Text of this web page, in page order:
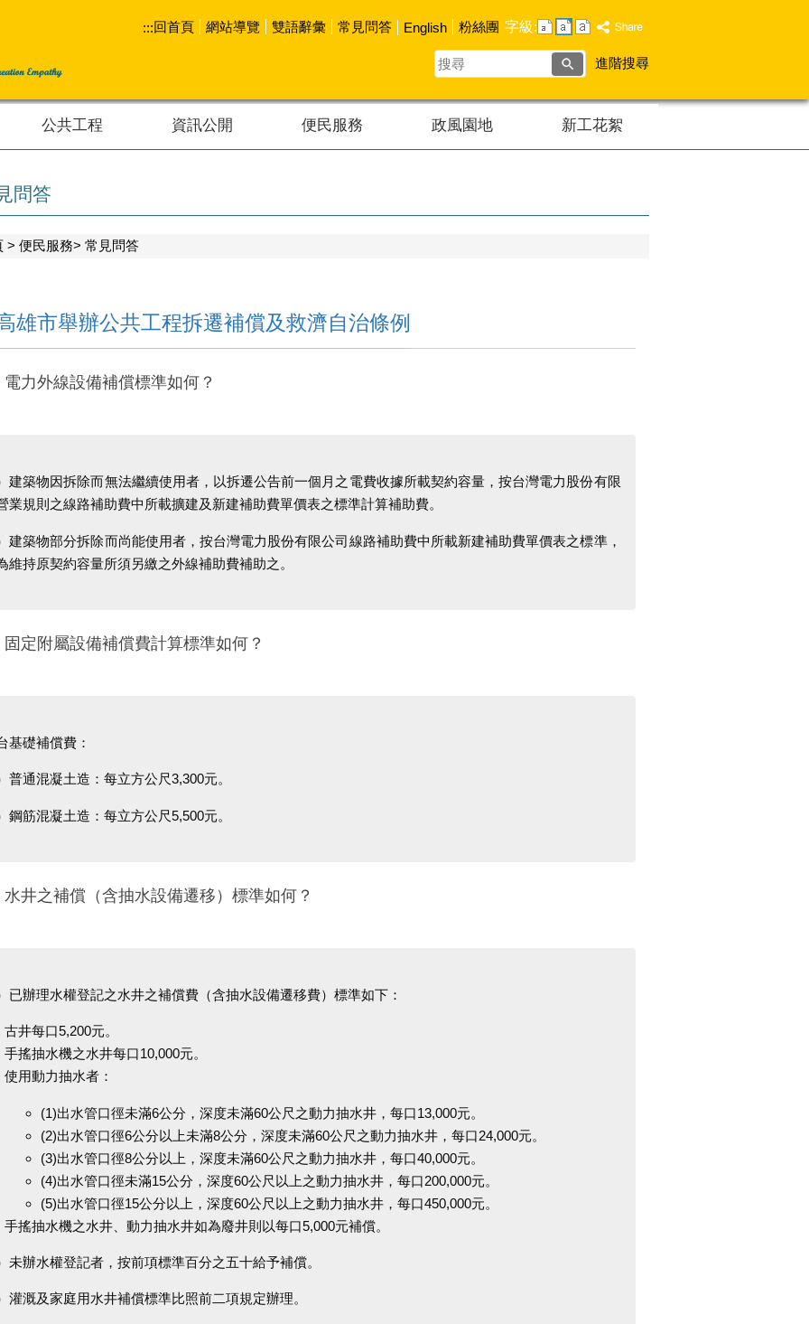
:::回首頁 網站導覽 雙語辭彙 常見問答 English 粉絲團 字級:
搜
尋
進階搜尋
公共工程 資訊公開 便民服務 政風園地 新工花絮
問答
便民服務 常見問答
雄市舉辦公共工程拆遷補償及救濟自治條例
電力外線設備補償標準如何？
）建築物因拆除而無法繼續使用者，以拆遷公告前一個月之電費收據所載契約容量，按台灣電力股份有限
業規則之線路補助費中所載擴建及新建補助費單價表之標準計算補助費。
建築物部分拆除而尚能使用者，按台灣電力股份有限公司線路補助費中所載新建補助費單價表之標準，
維持原契約容量所須另繳之外線補助費補助之。
、固定附屬設備補償費計算標準如何？
基礎補償費：
普通混凝土造：每立方公尺3,300元。
鋼筋混凝土造：每立方公尺5,500元。
水井之補償（含抽水設備遷移）標準如何？
已辦理水權登記之水井之補償費（含抽水設備遷移費）標準如下：
古井每口5,200元。
手搖抽水機之水井每口10,000元。
使用動力抽水者：
(1)出水管口徑未滿6公分，深度未滿60公尺之動力抽水井，每口13,000元。
(2)出水管口徑6公分以上未滿8公分，深度未滿60公尺之動力抽水井，每口24,000元。
(3)出水管口徑8公分以上，深度未滿60公尺之動力抽水井，每口40,000元。
(4)出水管口徑未滿15公分，深度60公尺以上之動力抽水井，每口200,000元。
(5)出水管口徑15公分以上，深度60公尺以上之動力抽水井，每口450,000元。
手搖抽水機之水井、動力抽水井如為廢井則以每口5,000元補償。
未辦水權登記者，按前項標準百分之五十給予補償。
灌溉及家庭用水井補償標準比照前二項規定辦理。